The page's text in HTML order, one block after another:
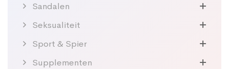
Sandalen
Seksualiteit
Sport & Spier
Supplementen